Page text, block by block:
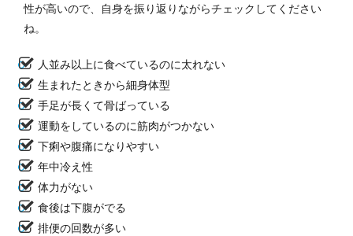
性が高いので、自身を振り返りながらチェックしてください
ね。
人並み以上に食べているのに太れない
生まれたときから細身体型
手足が長くて骨ばっている
運動をしているのに筋肉がつかない
下痢や腹痛になりやすい
年中冷え性
体力がない
食後は下腹がでる
排便の回数が多い